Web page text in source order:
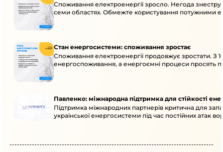
Споживання електроенергії зросло. Негода
семи областях. Обмежте користування потужними
Стан енергосистеми: споживання зростає
Споживання електроенергії продовжує зростати. З
енергоспоживання, а енергоємні процеси просять
Павленко: міжнародна підтримка для стійкості
Підтримка міжнародних партнерів критична для
української енергосистеми під час постійних атак